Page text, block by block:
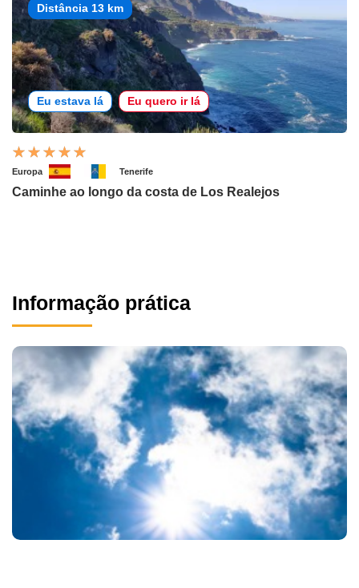
Distância 13 km
Eu estava lá Eu quero ir lá
Europa Tenerife
Caminhe ao longo da costa de Los Realejos
Informação prática